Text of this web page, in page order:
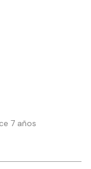
7 años